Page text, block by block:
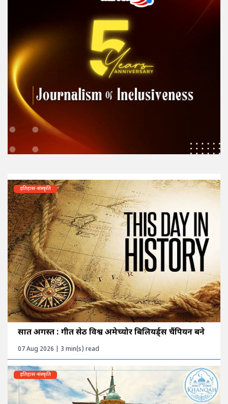
इतिहास-संस्कृति
सात अगस्त : गीत सेठी विश्व अमेच्योर बिलियर्ड्स चैंपियन बने
07 Aug 2026 | 3 min(s) read
इतिहास-संस्कृति